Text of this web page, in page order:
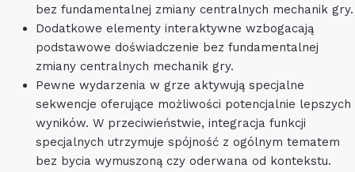
bez fundamentalnej zmiany centralnych mechanik gry.
Dodatkowe elementy interaktywne wzbogacają
podstawowe doświadczenie bez fundamentalnej
zmiany centralnych mechanik gry.
Pewne wydarzenia w grze aktywują specjalne
sekwencje oferujące możliwości potencjalnie lepszych
wyników. W przeciwieństwie, integracja funkcji
specjalnych utrzymuje spójność z ogólnym tematem
bez bycia wymuszoną czy oderwana od kontekstu.